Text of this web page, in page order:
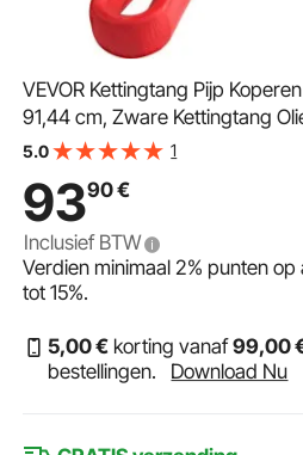
VEVOR Kettingtang Pijp
91,44 cm, Zware Kettingtang
185 mm, Kettingtang 760 mm
5.0 1
9390€
Inclusief BTW
Verdien minimaal2% punten op
tot15%.
5,00€ korting vanaf99,00
bestellingen.
Download Nu